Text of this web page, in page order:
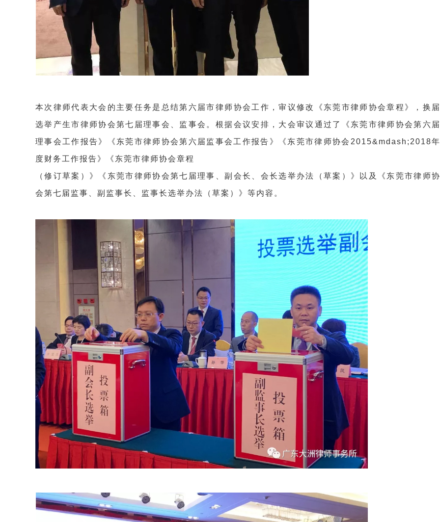
本次律师代表大会的主要任务是总结第六届市律师协会工作，审议修改《东莞市律师协会章程》，换届
选举产生市律师协会第七届理事会、监事会。根据会议安排，大会审议通过了《东莞市律师协会第六届
理事会工作报告》《东莞市律师协会第六届监事会工作报告》《东莞市律师协会2015&mdash;2018年
度财务工作报告》《东莞市律师协会章程
（修订草案）》《东莞市律师协会第七届理事、副会长、会长选举办法（草案）》以及《东莞市律师协
会第七届监事、副监事长、监事长选举办法（草案）》等内容。